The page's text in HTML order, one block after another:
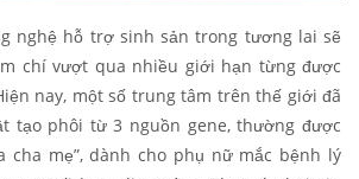
nghệ hỗ trợ sinh sản trong tương lai sẽ
chí vượt qua nhiều giới hạn từng được
nay, một số trung tâm trên thế giới đã
tạo phôi từ 3 nguồn gene, thường được
cha mẹ”, dành cho phụ nữ mắc bệnh lý